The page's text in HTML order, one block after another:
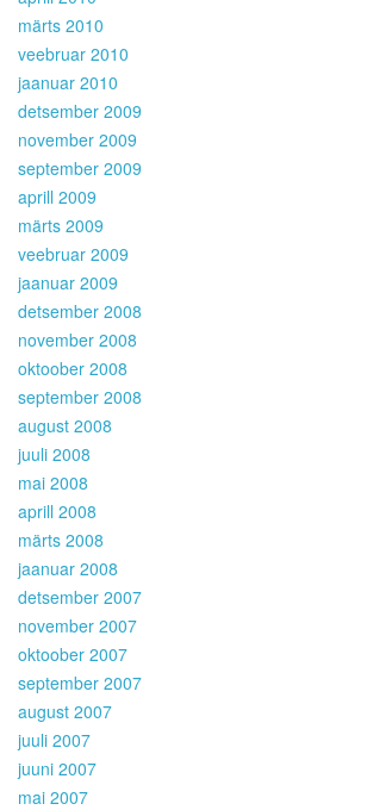
märts 2010
veebruar 2010
jaanuar 2010
detsember 2009
november 2009
september 2009
aprill 2009
märts 2009
veebruar 2009
jaanuar 2009
detsember 2008
november 2008
oktoober 2008
september 2008
august 2008
juuli 2008
mai 2008
aprill 2008
märts 2008
jaanuar 2008
detsember 2007
november 2007
oktoober 2007
september 2007
august 2007
juuli 2007
juuni 2007
mai 2007